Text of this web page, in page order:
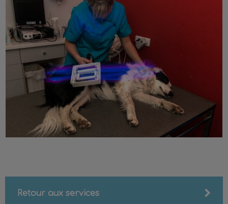
Retour aux services